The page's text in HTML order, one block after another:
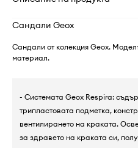
Сандали Geox
Сандали от колекция Geox.
материал.
- Системата Geox Respira:
трипластовата подметка,
вентилирането на краката.
за здравето на краката си,